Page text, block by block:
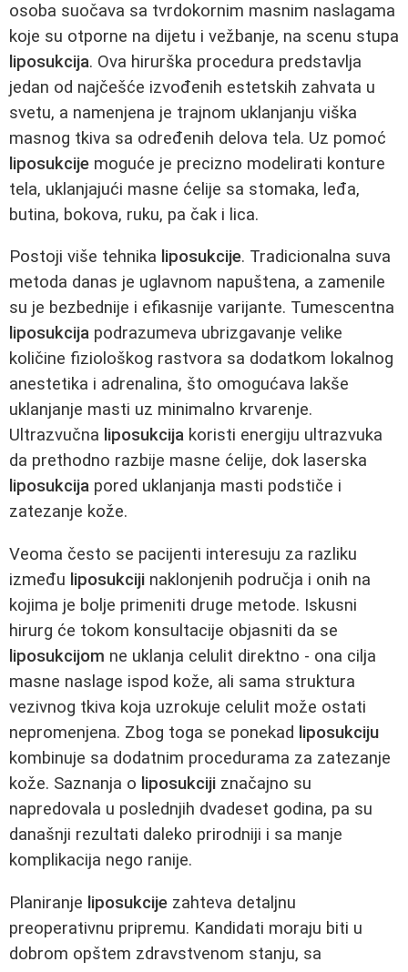
osoba suočava sa tvrdokornim masnim naslagama
koje su otporne na dijetu i vežbanje, na scenu stupa
liposukcija. Ova hirurška procedura predstavlja
jedan od najčešće izvođenih estetskih zahvata u
svetu, a namenjena je trajnom uklanjanju viška
masnog tkiva sa određenih delova tela. Uz pomoć
liposukcije moguće je precizno modelirati konture
tela, uklanjajući masne ćelije sa stomaka, leđa,
butina, bokova, ruku, pa čak i lica.
Postoji više tehnika liposukcije. Tradicionalna suva
metoda danas je uglavnom napuštena, a zamenile
su je bezbednije i efikasnije varijante. Tumescentna
liposukcija podrazumeva ubrizgavanje velike
količine fiziološkog rastvora sa dodatkom lokalnog
anestetika i adrenalina, što omogućava lakše
uklanjanje masti uz minimalno krvarenje.
Ultrazvučna liposukcija koristi energiju ultrazvuka
da prethodno razbije masne ćelije, dok laserska
liposukcija pored uklanjanja masti podstiče i
zatezanje kože.
Veoma često se pacijenti interesuju za razliku
između liposukciji naklonjenih područja i onih na
kojima je bolje primeniti druge metode. Iskusni
hirurg će tokom konsultacije objasniti da se
liposukcijom ne uklanja celulit direktno - ona cilja
masne naslage ispod kože, ali sama struktura
vezivnog tkiva koja uzrokuje celulit može ostati
nepromenjena. Zbog toga se ponekad liposukciju
kombinuje sa dodatnim procedurama za zatezanje
kože. Saznanja o liposukciji značajno su
napredovala u poslednjih dvadeset godina, pa su
današnji rezultati daleko prirodniji i sa manje
komplikacija nego ranije.
Planiranje liposukcije zahteva detaljnu
preoperativnu pripremu. Kandidati moraju biti u
dobrom opštem zdravstvenom stanju, sa